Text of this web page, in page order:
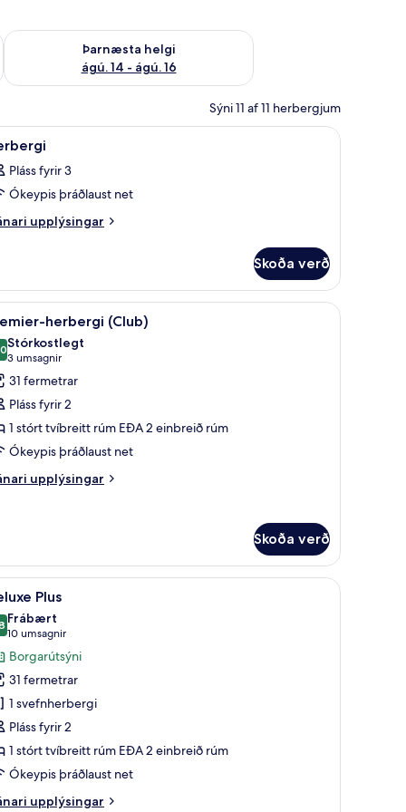
9
Þarnæsta helgi
ágú. 14 - ágú. 16
Athuga framboð þarnæstu helgi ágú. 14 - ágú. 16
Sýni 11 af 11 herbergjum
gardínur Öryggishólf í herbergi, skrifborð,
3
Pláss fyrir 3
Ókeypis þráðlaust net
upplýsingar
Skoða verð
gardínur Premier-herbergi (Club) | Öryggishólf í
9 herbergi (Club)
af 10
Stórkostlegt
3 umsagnir
(3
umsagnir)
31 fermetrar
Pláss fyrir 2
1 stórt tvíbreitt rúm EÐA 2 einbreið rúm
Ókeypis þráðlaust net
upplýsingar
Skoða verð
4 Plus
af 10
Frábært
10 umsagnir
(10
umsagnir)
Borgarútsýni
31 fermetrar
1 svefnherbergi
Pláss fyrir 2
1 stórt tvíbreitt rúm EÐA 2 einbreið rúm
Ókeypis þráðlaust net
upplýsingar